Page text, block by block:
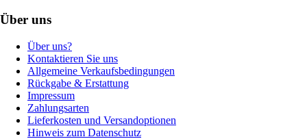
Über uns
Über uns?
Kontaktieren Sie uns
Allgemeine Verkaufsbedingungen
Rückgabe & Erstattung
Impressum
Zahlungsarten
Lieferkosten und Versandoptionen
Hinweis zum Datenschutz